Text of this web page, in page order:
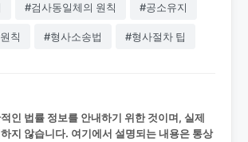
#검사동일체의 원칙 #공소유지
칙 #형사소송법 #형사절차 팁
인 법률 정보를 안내하기 위한 것이며, 실제
지 않습니다. 여기에서 설명되는 내용은 통상